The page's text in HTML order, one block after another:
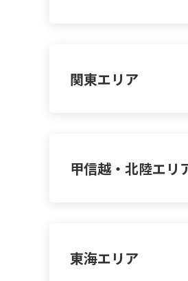
関東エリア
甲信越・北陸エリ
東海エリア